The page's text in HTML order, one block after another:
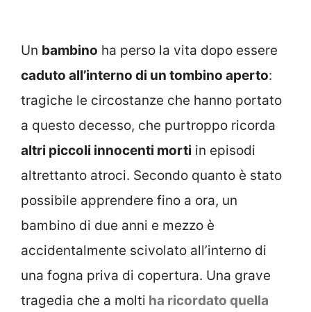
Un bambino ha perso la vita dopo essere
caduto all’interno di un tombino aperto:
tragiche le circostanze che hanno portato
a questo decesso, che purtroppo ricorda
altri piccoli innocenti morti in episodi
altrettanto atroci. Secondo quanto è stato
possibile apprendere fino a ora, un
bambino di due anni e mezzo è
accidentalmente scivolato all’interno di
una fogna priva di copertura. Una grave
tragedia che a molti ha ricordato quella